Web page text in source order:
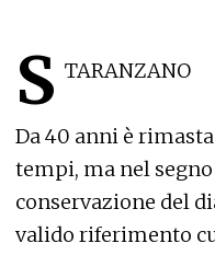
S TARANZANO
Da 40 anni è
tempi, ma nel
conservazione del
valido riferimento